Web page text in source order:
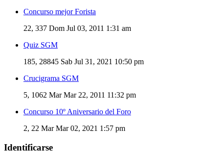
Concurso mejor Forista
22, 337 Dom Jul 03, 2011 1:31 am
Quiz SGM
185, 28845 Sab Jul 31, 2021 10:50 pm
Crucigrama SGM
5, 1062 Mar Mar 22, 2011 11:32 pm
Concurso 10º Aniversario del Foro
2, 22 Mar Mar 02, 2021 1:57 pm
Identificarse